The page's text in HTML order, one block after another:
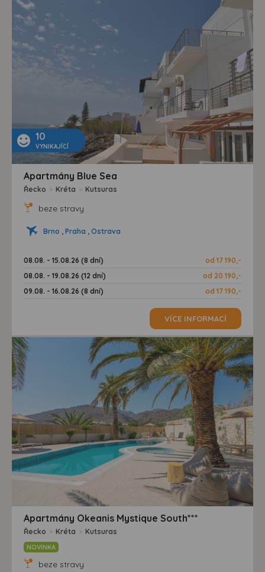
10
VYNIKAJÍCÍ
Apartmány Blue Sea
Řecko > Kréta > Kutsuras
beze stravy
Brno , Praha , Ostrava
08.08. - 15.08.26 (8 dní)
od 17 190,-
08.08. - 19.08.26 (12 dní)
od 20 190,-
09.08. - 16.08.26 (8 dní)
od 17 190,-
VÍCE INFORMACÍ
Apartmány Okeanis Mystique South***
Řecko > Kréta > Kutsuras
NOVINKA
beze stravy